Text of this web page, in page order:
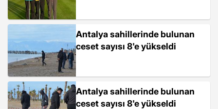
Antalya sahillerinde bulunan
ceset sayısı 8'e yükseldi
Antalya sahillerinde bulunan
ceset sayısı 8'e yükseldi